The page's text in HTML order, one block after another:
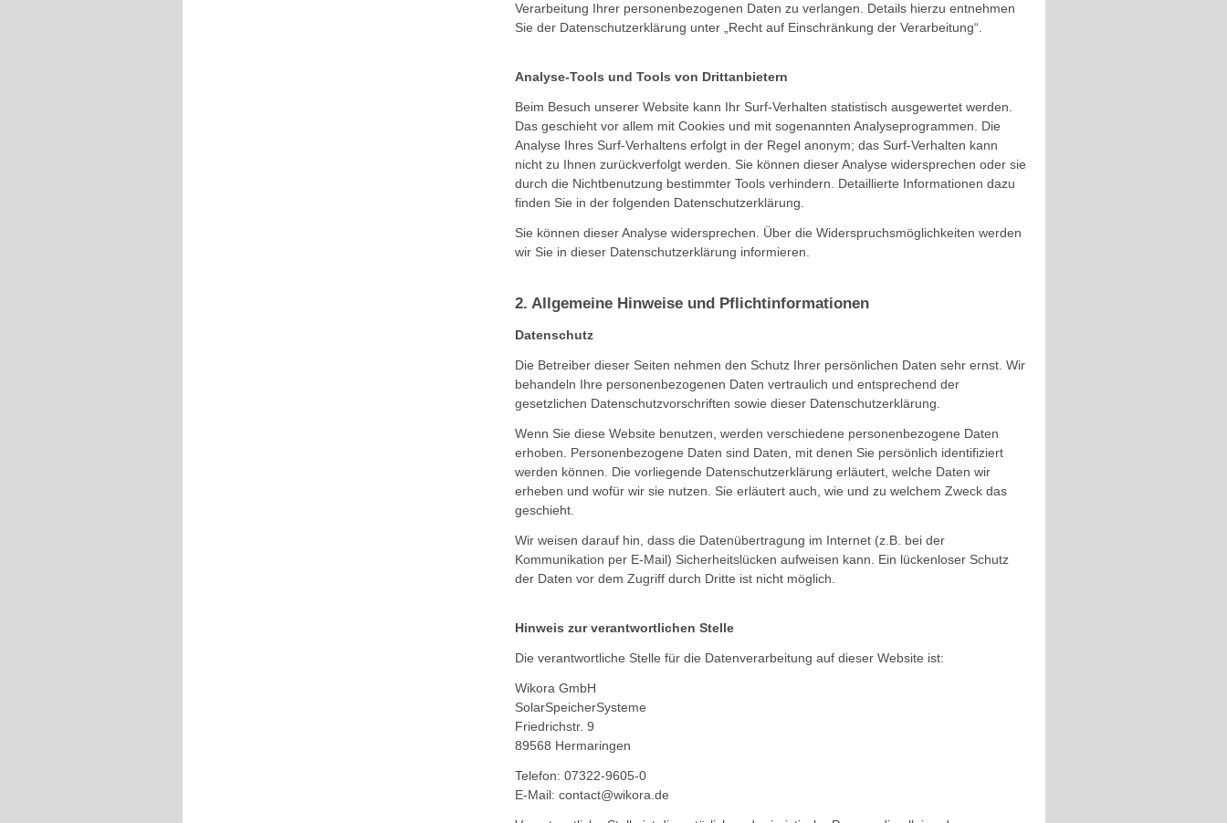
Verarbeitung Ihrer personenbezogenen Daten zu verlangen. Details hierzu entnehmen
Sie der Datenschutzerklärung unter „Recht auf Einschränkung der Verarbeitung“.
Analyse-Tools und Tools von Drittanbietern
Beim Besuch unserer Website kann Ihr Surf-Verhalten statistisch ausgewertet werden.
Das geschieht vor allem mit Cookies und mit sogenannten Analyseprogrammen. Die
Analyse Ihres Surf-Verhaltens erfolgt in der Regel anonym; das Surf-Verhalten kann
nicht zu Ihnen zurückverfolgt werden. Sie können dieser Analyse widersprechen oder sie
durch die Nichtbenutzung bestimmter Tools verhindern. Detaillierte Informationen dazu
finden Sie in der folgenden Datenschutzerklärung.
Sie können dieser Analyse widersprechen. Über die Widerspruchsmöglichkeiten werden
wir Sie in dieser Datenschutzerklärung informieren.
2. Allgemeine Hinweise und Pflichtinformationen
Datenschutz
Die Betreiber dieser Seiten nehmen den Schutz Ihrer persönlichen Daten sehr ernst. Wir
behandeln Ihre personenbezogenen Daten vertraulich und entsprechend der
gesetzlichen Datenschutzvorschriften sowie dieser Datenschutzerklärung.
Wenn Sie diese Website benutzen, werden verschiedene personenbezogene Daten
erhoben. Personenbezogene Daten sind Daten, mit denen Sie persönlich identifiziert
werden können. Die vorliegende Datenschutzerklärung erläutert, welche Daten wir
erheben und wofür wir sie nutzen. Sie erläutert auch, wie und zu welchem Zweck das
geschieht.
Wir weisen darauf hin, dass die Datenübertragung im Internet (z.B. bei der
Kommunikation per E-Mail) Sicherheitslücken aufweisen kann. Ein lückenloser Schutz
der Daten vor dem Zugriff durch Dritte ist nicht möglich.
Hinweis zur verantwortlichen Stelle
Die verantwortliche Stelle für die Datenverarbeitung auf dieser Website ist:
Wikora GmbH
SolarSpeicherSysteme
Friedrichstr. 9
89568 Hermaringen
Telefon: 07322-9605-0
E-Mail:contact@wikora.de